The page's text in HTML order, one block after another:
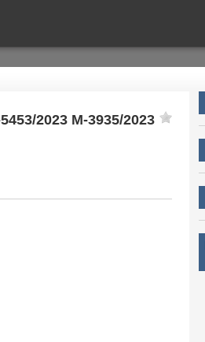
2023 М-3935/2023